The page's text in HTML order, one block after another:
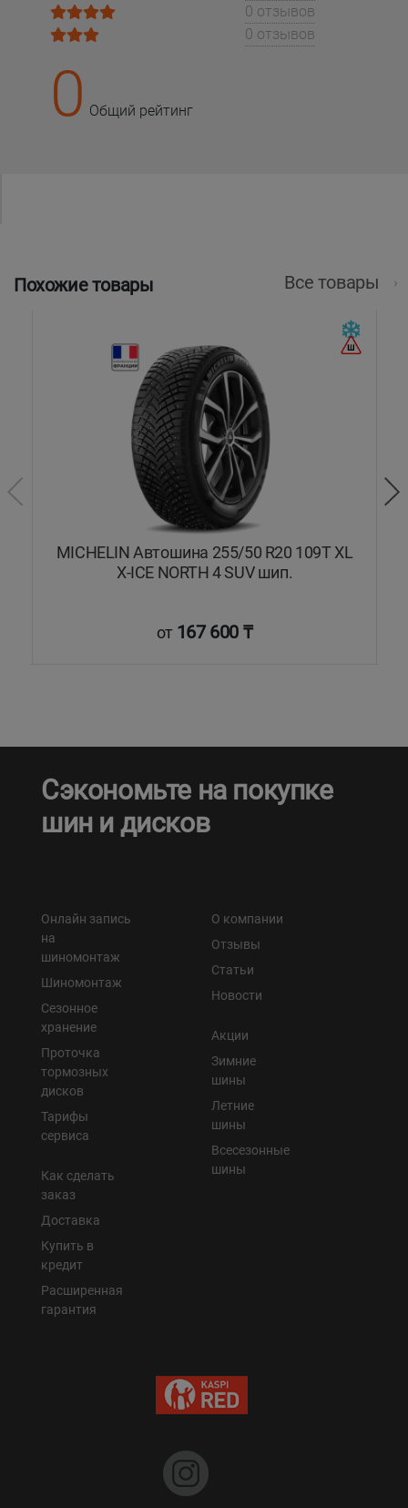
0 отзывов
0 отзывов
0 Общий рейтинг
Похожие товары Все товары
MICHELIN Автошина 255/50 R20 109T XL
X-ICE NORTH 4 SUV шип.
от 167 600 ₸
Сэкономьте на покупке
шин и дисков
Онлайн запись
на
шиномонтаж
Шиномонтаж
Сезонное
хранение
Проточка
тормозных
дисков
Тарифы
сервиса
Как сделать
заказ
Доставка
Купить в
кредит
Расширенная
гарантия
О компании
Отзывы
Статьи
Новости
Акции
Зимние
шины
Летние
шины
Всесезонные
шины